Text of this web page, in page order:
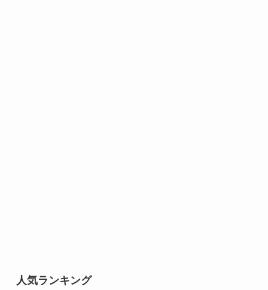
人気ランキング